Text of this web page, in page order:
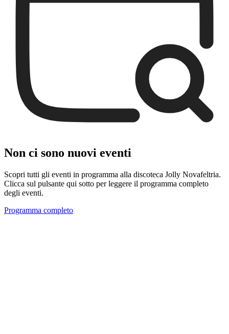
Non ci sono nuovi eventi
Scopri tutti gli eventi in programma alla discoteca Jolly Novafeltria.
Clicca sul pulsante qui sotto per leggere il programma completo
degli eventi.
Programma completo